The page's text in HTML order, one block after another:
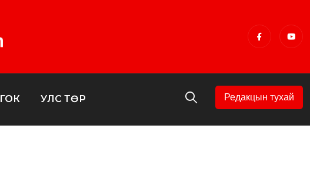
ГОК УЛС ТӨР Редакцын тухай